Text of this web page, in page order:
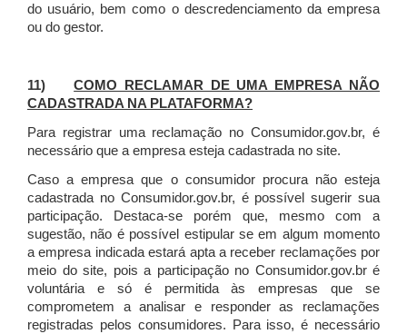
do usuário, bem como o descredenciamento da empresa
ou do gestor.
11)COMO RECLAMAR DE UMA EMPRESA NÃO
CADASTRADA NA PLATAFORMA?
Para registrar uma reclamação no Consumidor.gov.br, é
necessário que a empresa esteja cadastrada no site.
Caso a empresa que o consumidor procura não esteja
cadastrada no Consumidor.gov.br, é possível sugerir sua
participação. Destaca-se porém que, mesmo com a
sugestão, não é possível estipular se em algum momento
a empresa indicada estará apta a receber reclamações por
meio do site, pois a participação no Consumidor.gov.br é
voluntária e só é permitida às empresas que se
comprometem a analisar e responder as reclamações
registradas pelos consumidores. Para isso, é necessário